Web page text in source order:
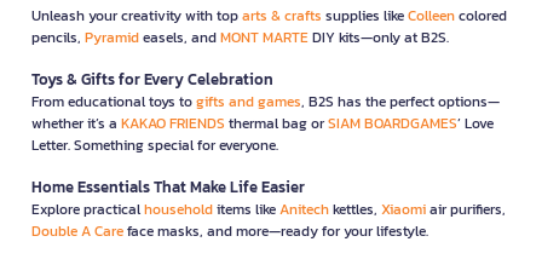
Unleash your creativity with toparts & crafts supplies likeColleencolored
pencils, Pyramideasels, andMONT MARTEDIY kits—only at B2S.
Toys & Gifts for Every Celebration
From educational toys togifts and games, B2S has the perfect options—
whether it’s a KAKAO FRIENDS thermal bag orSIAM BOARDGAMES’ Love
Letter. Something special for everyone.
Home Essentials That Make Life Easier
Explore practicalhouseholditems likeAnitechkettles, Xiaomiair purifiers,
Double A Careface masks, and more—ready for your lifestyle.